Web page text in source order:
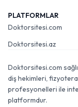
PLATFORMLAR
Doktorsitesi.com
Doktorsitesi.az
Doktorsitesi.com
diş hekimleri,
profesyonelleri ile
platformdur.